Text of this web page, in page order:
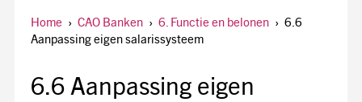
Home › CAO Banken › 6. Functie en belonen › 6.6
Aanpassing eigen salarissysteem
6.6 Aanpassing eigen